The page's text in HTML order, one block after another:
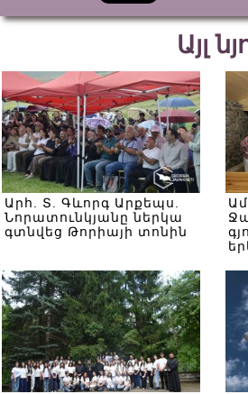
Այլ
Արհ. Տ. Գևորգ Արքեպս.
Նորատունկյանը ներկա
գտնվեց Թորիայի տոնին